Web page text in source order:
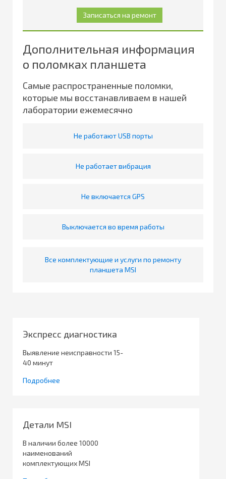
Дополнительная информация
о поломках планшета
Самые распространенные поломки,
которые мы восстанавливаем в нашей
лаборатории ежемесячно
Не работают USB порты
Не работает вибрация
Не включается GPS
Выключается во время работы
Все комплектующие и услуги по ремонту
планшета MSI
Экспресс диагностика
Выявление неисправности 15-
40 минут
Подробнее
Детали MSI
В наличии более 10000
наименований
комплектующих MSI